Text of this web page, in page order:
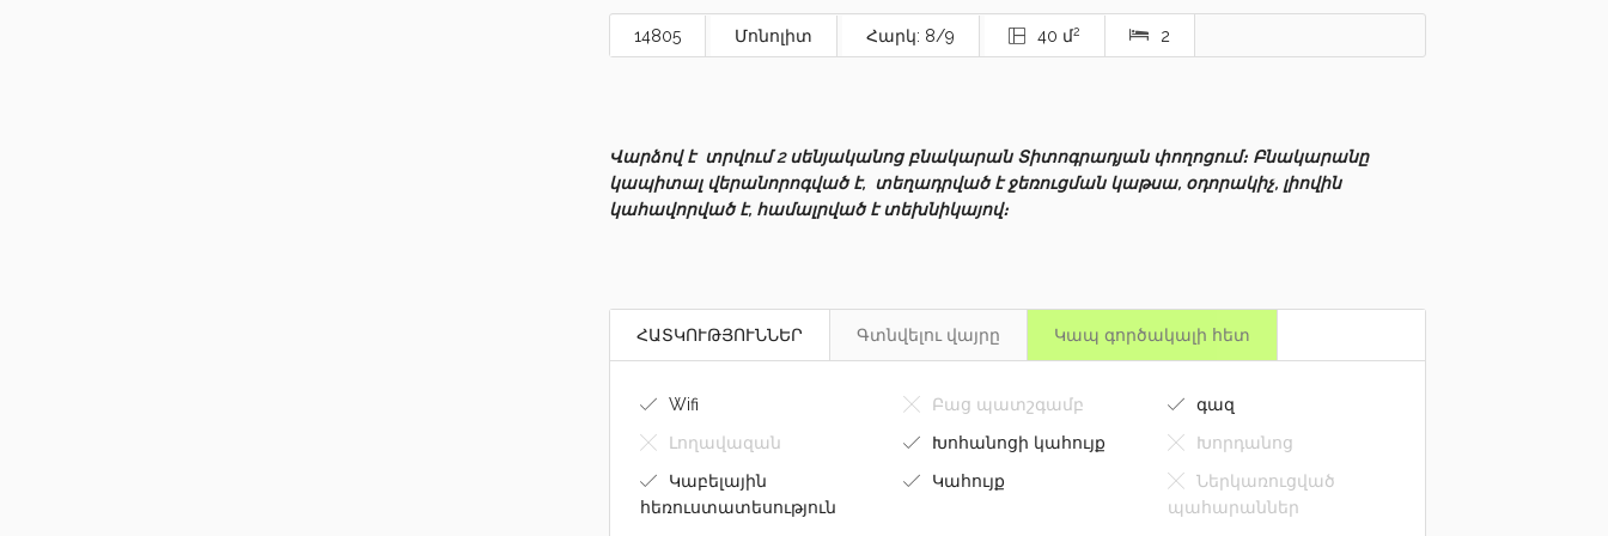
14805 Մոնոլիտ Հարկ: 8/9 40 մ2 2
Վարձով է տրվում 2 սենյականոց բնակարան Տիտոգրադյան փողոցում։ Բնակարանը
կապիտալ վերանորոգված է, տեղադրված է ջեռուցման կաթսա, օդորակիչ, լիովին
կահավորված է, համալրված է տեխնիկայով։
ՀԱՏԿՈՒԹՅՈՒՆՆԵՐ Գտնվելու վայրը Կապ գործակալի հետ
Wifi Բաց պատշգամբ
գազ
Լողավազան
Խոհանոցի կահույք
Խորդանոց
Կաբելային
հեռուստատեսություն
Կահույք
Ներկառուցված
պահարաններ